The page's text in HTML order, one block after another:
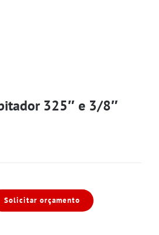
325″ e 3/8″
Solicitar orçamento